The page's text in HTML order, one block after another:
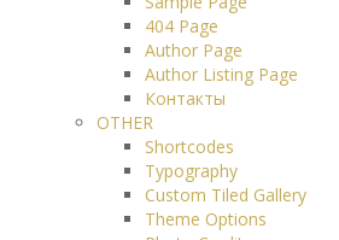
404 Page
Author Page
Author Listing Page
Контакты
OTHER
Shortcodes
Typography
Custom Tiled Gallery
Theme Options